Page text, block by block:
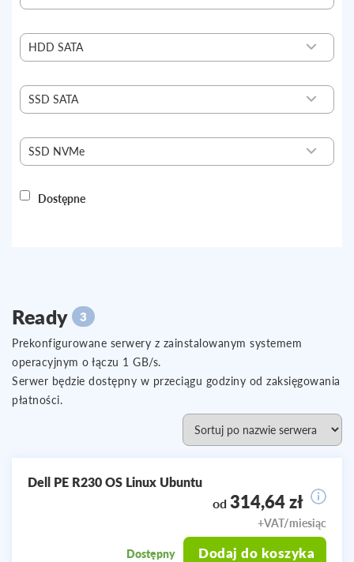
HDD SATA
SSD SATA
SSD NVMe
Dostępne
Ready 3
Prekonfigurowane serwery z zainstalowanym systemem
operacyjnym o łączu 1 GB/s.
Serwer będzie dostępny w przeciągu godziny od zaksięgowania
płatności.
Dell PE R230 OS Linux Ubuntu
od 314,64 zł
+VAT/miesiąc
Dostępny Dodaj do koszyka